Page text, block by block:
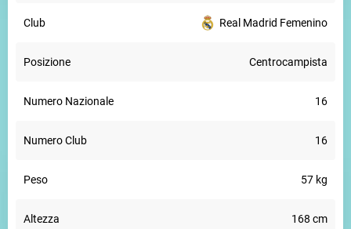
Club Real Madrid Femenino
Posizione Centrocampista
Numero Nazionale 16
Numero Club 16
Peso 57 kg
Altezza 168 cm